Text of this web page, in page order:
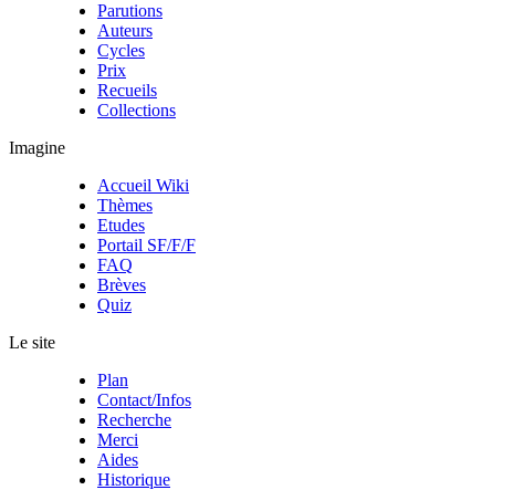
Parutions
Auteurs
Cycles
Prix
Recueils
Collections
Imagine
Accueil Wiki
Thèmes
Etudes
Portail SF/F/F
FAQ
Brèves
Quiz
Le site
Plan
Contact/Infos
Recherche
Merci
Aides
Historique